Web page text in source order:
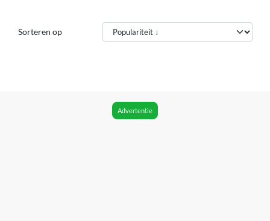
Sorteren op
Advertentie